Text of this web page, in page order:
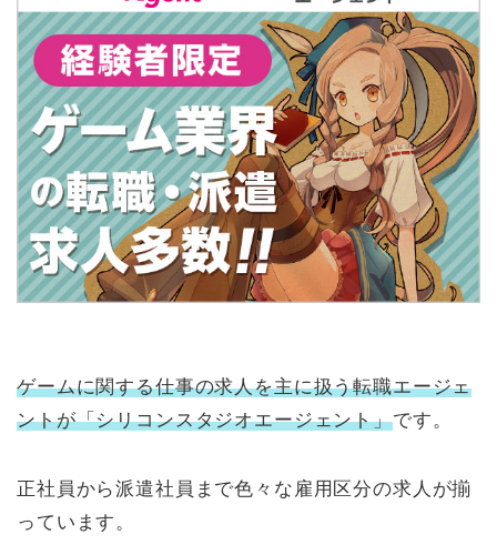
ゲームに関する仕事の求人を主に扱う転職エージェ
ントが「シリコンスタジオエージェント」です。
正社員から派遣社員まで色々な雇用区分の求人が揃
っています。